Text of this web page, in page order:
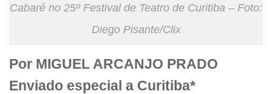
Cabaré no 25º Festival de Teatro de Curitiba – Foto:
Diego Pisante/Clix
Por MIGUEL ARCANJO PRADO
Enviado especial a Curitiba*